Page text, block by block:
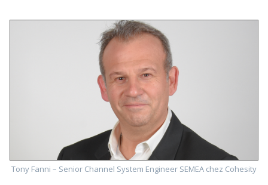
Tony Fanni – Senior Channel System Engineer SEMEA chez Cohesity